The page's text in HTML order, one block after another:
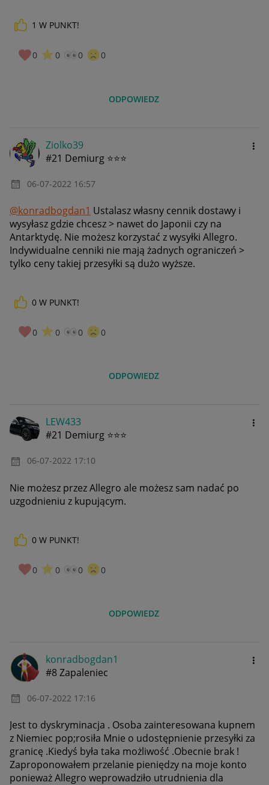
1 W PUNKT!
0 0 0 0
ODPOWIEDZ
Ziolko39
#21 Demiurg ⭐⭐⭐
‎06-07-2022 16:57
@konradbogdan1 Ustalasz własny cennik dostawy i
wysyłasz gdzie chcesz > nawet do Japonii czy na
Antarktydę. Nie możesz korzystać z wysyłki Allegro.
Indywidualne cenniki nie mają żadnych ograniczeń >
tylko ceny takiej przesyłki są dużo wyższe.
0 W PUNKT!
0 0 0 0
ODPOWIEDZ
LEW433
#21 Demiurg ⭐⭐⭐
‎06-07-2022 17:10
Nie możesz przez Allegro ale możesz sam nadać po
uzgodnieniu z kupującym.
0 W PUNKT!
0 0 0 0
ODPOWIEDZ
konradbogdan1
#8 Zapaleniec
‎06-07-2022 17:16
Jest to dyskryminacja . Osoba zainteresowana kupnem
z Niemiec pop;rosiła Mnie o udostępnienie przesyłki za
granicę .Kiedyś była taka możliwość .Obecnie brak !
Zaproponowałem przelanie pieniędzy na moje konto
ponieważ Allegro weprowadziło utrudnienia dla